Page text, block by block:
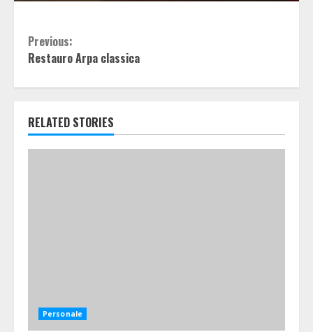
Continue
Reading
Previous:
Restauro Arpa classica
RELATED STORIES
Personale